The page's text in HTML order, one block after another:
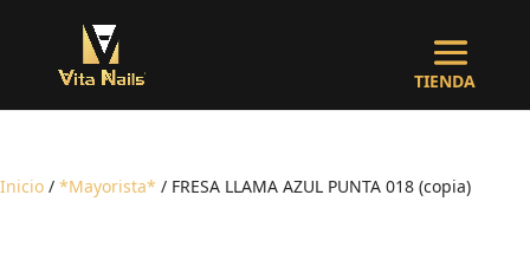
Inicio / *Mayorista* / FRESA LLAMA AZUL PUNTA 018 (copia)